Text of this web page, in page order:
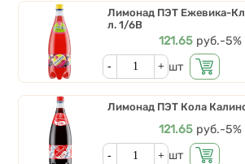
Лимонад ПЭТ Ежевика-
л. 1/6В
Цена
121.65 руб.-5%
Кол-во
шт
Лимонад ПЭТ Кола
Цена
121.65 руб.-5%
Кол-во
шт